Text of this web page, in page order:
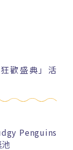
歡盛典」活
Penguins